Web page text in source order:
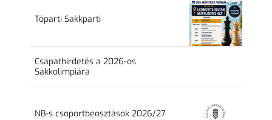
Tóparti Sakkparti
Csapathirdetés a 2026-os
Sakkolimpiára
NB-s csoportbeosztások 2026/27